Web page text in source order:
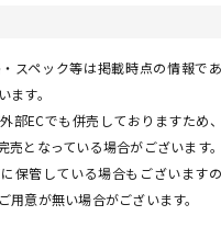
スペック等は掲載時点の情報で
ます。
部ECでも併売しておりますため
売となっている場合がございます。
保管している場合もございます
用意が無い場合がございます。